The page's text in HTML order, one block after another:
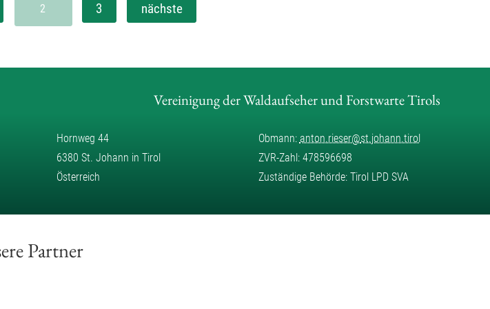
2 3 nächste
Vereinigung der Waldaufseher und Forstwarte Tirols
Hornweg 44
6380 St. Johann in Tirol
Österreich
Obmann: anton.rieser@st.johann.tirol
ZVR-Zahl: 478596698
Zuständige Behörde: Tirol LPD SVA
Partner